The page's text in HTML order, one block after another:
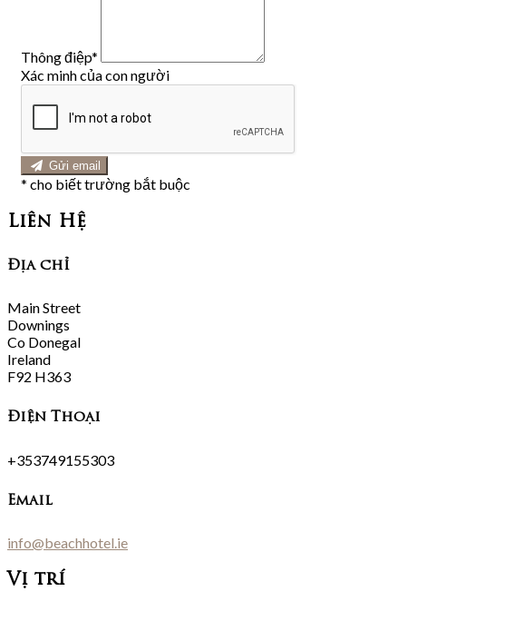
Thông điệp*
Xác minh của con người
Gửi email
* cho biết trường bắt buộc
Liên Hệ
Địa chỉ
Main Street
Downings
Co Donegal
Ireland
F92 H363
Điện Thoại
+353749155303
Email
info@beachhotel.ie
Vị trí